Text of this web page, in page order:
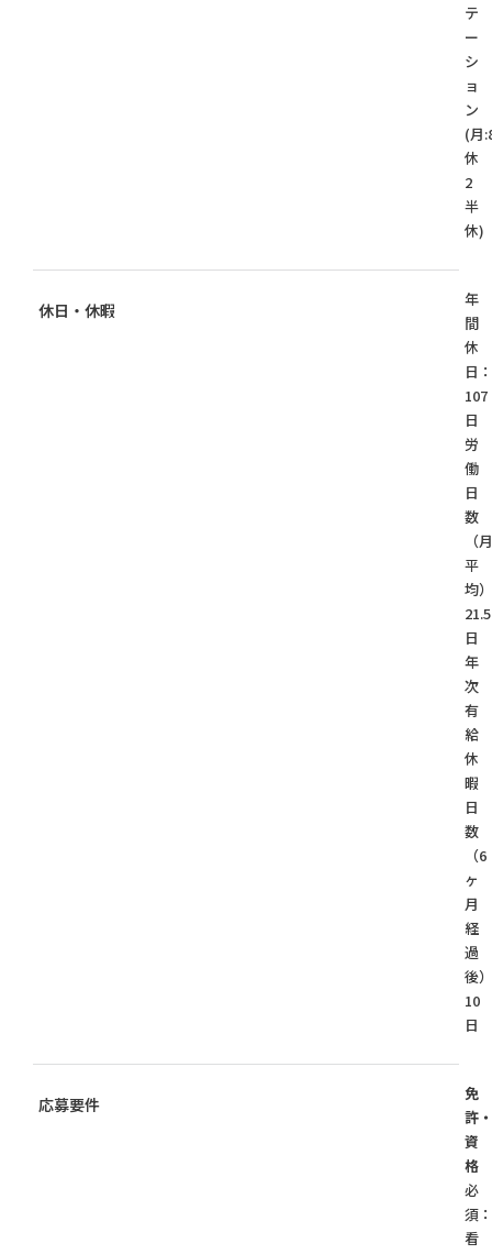
テ
ー
シ
ョ
ン
(月
休
2
半
休)
休日・休暇
年
間
休
日：
107
日
労
働
日
数
（月
平
均
21.5
日
年
次
有
給
休
暇
日
数
（6
ヶ
月
経
過
後
10
日
応募要件
免
許・
資
格
必
須：
看